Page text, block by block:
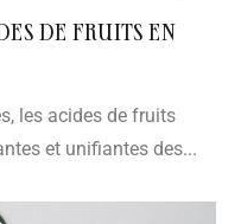
DE FRUITS EN
les acides de fruits
et unifiantes des...